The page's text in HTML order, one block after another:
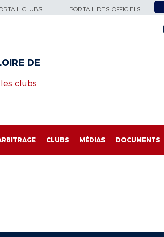
CLUBS PORTAIL DES OFFICIELS
DE
clubs
CLUBS MÉDIAS DOCUMENTS